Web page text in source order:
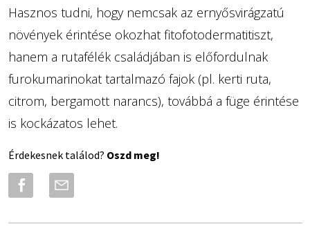
Hasznos tudni, hogy nemcsak az ernyősvirágzatú
növények érintése okozhat fitofotodermatitiszt,
hanem a rutafélék családjában is előfordulnak
furokumarinokat tartalmazó fajok (pl. kerti ruta,
citrom, bergamott narancs), továbbá a füge érintése
is kockázatos lehet.
Érdekesnek találod? Oszd meg!